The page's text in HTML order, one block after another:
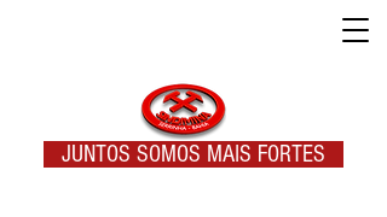
JUNTOS SOMOS MAIS FORTES